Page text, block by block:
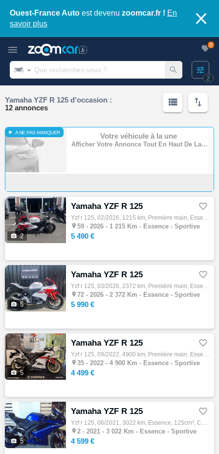
Ouest-France Auto est devenu zoomcar.fr ! En
savoir plus
2
0
Yamaha YZF R 125 d'occasion :
12 annonces
A NE PAS MANQUER Votre véhicule à la une
Afficher Votre Annonce Tout En Haut De La Page
 2
Yamaha YZF R 125 
Yzf r 125, 02/2026, 1215 km, Première main, Essence, 125cm³, Couleur blanc, 5490 € Equipements : ,1ère main,Disponible à l'essai,Garantie c…
 59 - 2026 - 1 215 Km - Essence - Sportive
5 490 €
 5
Yamaha YZF R 125 
Yzf r 125, 03/2026, 2372 km, Première main, Essence, 125cm³, Couleur rouge, 5990 € Equipements : A SAISIR YAMAHA YZFR-125 70 TH ANNIVARSAIR…
 72 - 2026 - 2 372 Km - Essence - Sportive
5 990 €
 5
Yamaha YZF R 125 
Yzf r 125, 09/2022, 4900 km, Première main, Essence, 125cm³, Couleur blanc, 4499 € Equipements : YAMAHA YZF 125 -ABS #26 ,1ère main,Dépôt-v…
 35 - 2022 - 4 900 Km - Essence - Sportive
4 499 €
 5
Yamaha YZF R 125 
Yzf r 125, 06/2021, 3022 km, Essence, 125cm³, Couleur bleu, 4599 € Equipements : AFFAIRE A SAISIR ETAT NEUF FAIBLE KILOMETRAGE A JOUR D ENT…
 2 - 2021 - 3 022 Km - Essence - Sportive
4 599 €